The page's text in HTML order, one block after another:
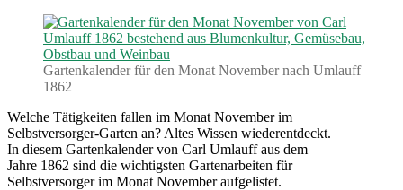
Gartenkalender für den Monat November nach Umlauff
1862
Welche Tätigkeiten fallen im Monat November im
Selbstversorger-Garten an? Altes Wissen wiederentdeckt.
In diesem Gartenkalender von Carl Umlauff aus dem
Jahre 1862 sind die wichtigsten Gartenarbeiten für
Selbstversorger im Monat November aufgelistet.